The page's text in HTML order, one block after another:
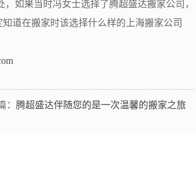
如果当时冯女士选择了腾超盛达搬家公司，
道在搬家时该选择什么样的上海搬家公司
： 腾超盛达伴随您的是一次温馨的搬家之旅